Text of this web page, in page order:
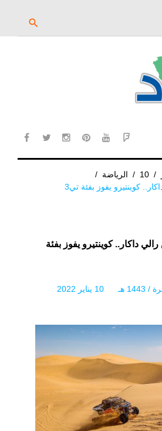
search
/
10
/ الرياضة /
8 من رالي داكار.. كوينتيرو يفوز بفئة